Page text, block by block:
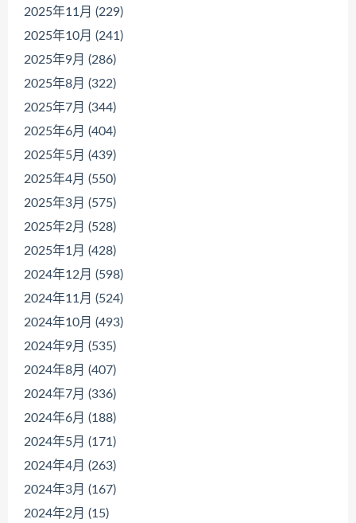
2025年11月 (229)
2025年10月 (241)
2025年9月 (286)
2025年8月 (322)
2025年7月 (344)
2025年6月 (404)
2025年5月 (439)
2025年4月 (550)
2025年3月 (575)
2025年2月 (528)
2025年1月 (428)
2024年12月 (598)
2024年11月 (524)
2024年10月 (493)
2024年9月 (535)
2024年8月 (407)
2024年7月 (336)
2024年6月 (188)
2024年5月 (171)
2024年4月 (263)
2024年3月 (167)
2024年2月 (15)